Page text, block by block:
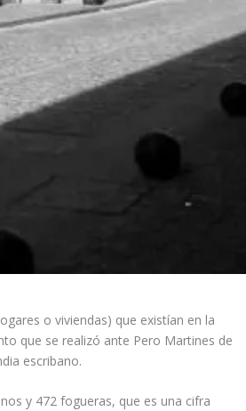
o viviendas) que existían en la
que se realizó ante Pero Martines de
escribano.
y 472 fogueras, que es una cifra